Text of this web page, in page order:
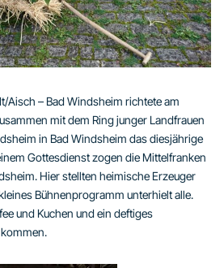
Aisch – Bad Windsheim richtete am
mit dem Ring junger Landfrauen
in Bad Windsheim das diesjährige
Gottesdienst zogen die Mittelfranken
Hier stellten heimische Erzeuger
Bühnenprogramm unterhielt alle.
und Kuchen und ein deftiges